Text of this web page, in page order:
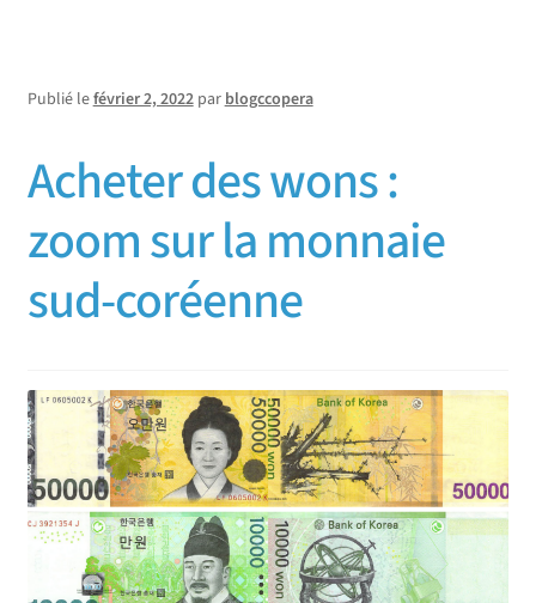
Publié lefévrier 2, 2022 par blogccopera
Acheter des wons :
zoom sur la monnaie
sud-coréenne